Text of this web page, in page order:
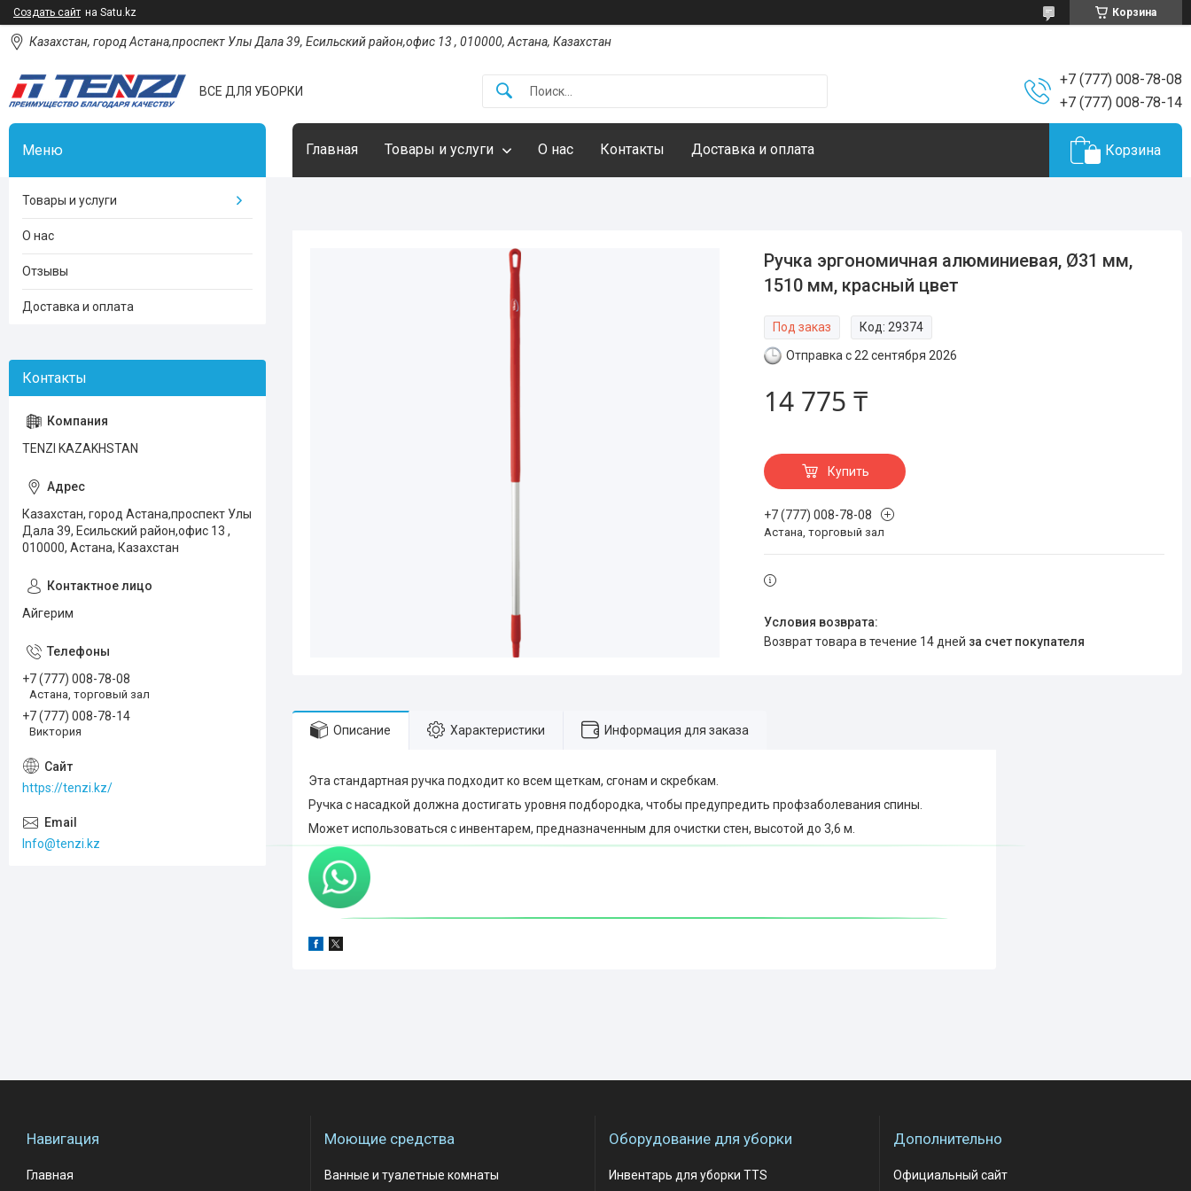
Создать сайт на Satu.kz Корзина
Казахстан, город Астана,проспект Улы Дала 39, Есильский район,офис 13 , 010000, Астана, Казахстан
ВСЕ ДЛЯ УБОРКИ
+7 (777) 008-78-08
+7 (777) 008-78-14
Главная Товары и услуги О нас Контакты Доставка и оплата Корзина
Ручка эргономичная алюминиевая, Ø31 мм,
1510 мм, красный цвет
Под заказ Код: 29374
Отправка с 22 сентября 2026
14 775 ₸
Купить
+7 (777) 008-78-08
Астана, торговый зал
возврат товара в течение 14 дней за счет покупателя
Описание Характеристики Информация для заказа
Эта стандартная ручка подходит ко всем щеткам, сгонам и скребкам.
Ручка с насадкой должна достигать уровня подбородка, чтобы предупредить профзаболевания спины.
Может использоваться с инвентарем, предназначенным для очистки стен, высотой до 3,6 м.
Товары и услуги
О нас
Отзывы
Доставка и оплата
TENZI KAZAKHSTAN
Казахстан, город Астана,проспект Улы
Дала 39, Есильский район,офис 13 ,
010000, Астана, Казахстан
Айгерим
+7 (777) 008-78-08
Астана, торговый зал
+7 (777) 008-78-14
Виктория
https://tenzi.kz/
Info@tenzi.kz
Навигация
Главная
Моющие средства
Ванные и туалетные комнаты
Оборудование для уборки
Инвентарь для уборки TTS
Дополнительно
Официальный сайт